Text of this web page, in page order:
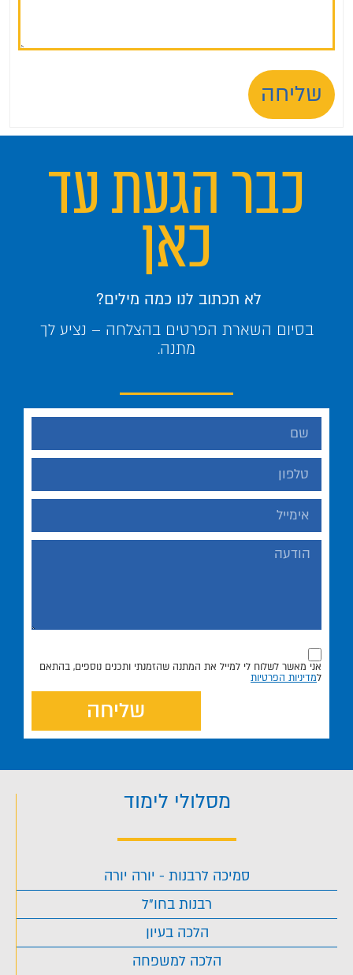
שליחה
כבר הגעת עד
כאן
לא תכתוב לנו כמה מילים?
בסיום השארת הפרטים בהצלחה – נציע לך
מתנה.
אני מאשר לשלוח לי למייל את המתנה שהזמנתי ותכנים נוספים, בהתאם
למדיניות הפרטיות
שליחה
מסלולי לימוד
סמיכה לרבנות - יורה יורה
רבנות בחו"ל
הלכה בעיון
הלכה למשפחה